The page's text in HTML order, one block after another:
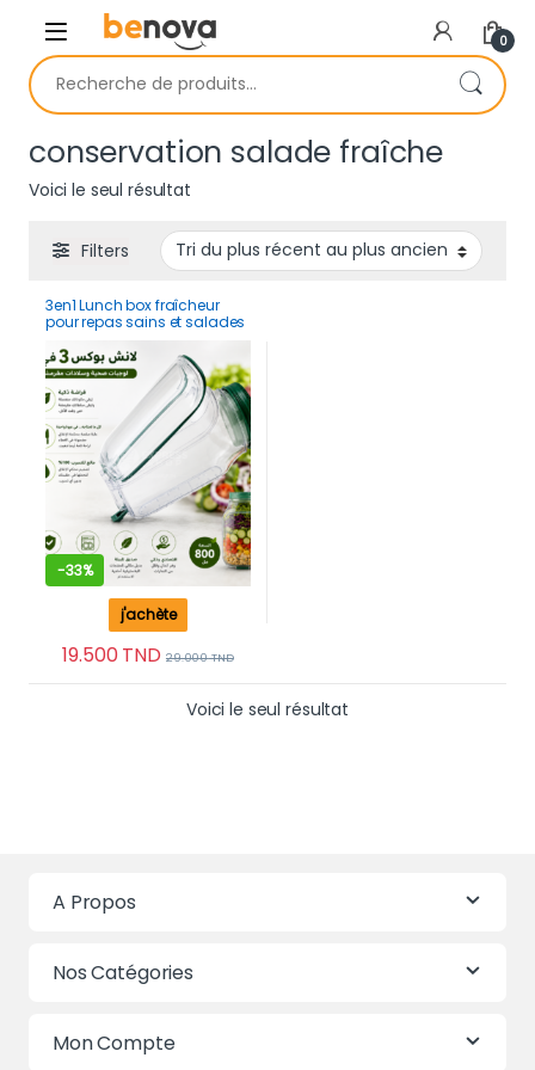
Skip to navigation
Skip to content
0
Recherche pour :
conservation salade fraîche
Voici le seul résultat
Filters
3en1 Lunch box fraîcheur
pour repas sains et salades
-33%
19.500TND 29.000TND
j'achète
Voici le seul résultat
A Propos
Nos Catégories
Mon Compte